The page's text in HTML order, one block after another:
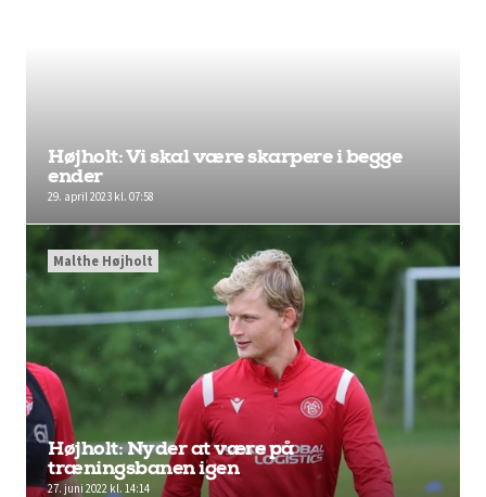
Højholt: Vi skal være skarpere i begge
ender
29. april 2023 kl. 07:58
Højholt: Nyder at være på
træningsbanen igen
27. juni 2022 kl. 14:14
Malthe Højholt